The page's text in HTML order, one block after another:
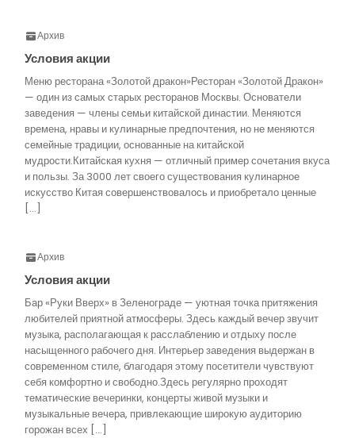
Архив
Условия акции
Меню ресторана «Золотой дракон»Ресторан «Золотой Дракон»
— один из самых старых ресторанов Москвы. Основатели
заведения — члены семьи китайской династии. Меняются
времена, нравы и кулинарные предпочтения, но не меняются
семейные традиции, основанные на китайской
мудрости.Китайская кухня — отличный пример сочетания вкуса
и пользы. За 3000 лет своего существования кулинарное
искусство Китая совершенствовалось и приобретало ценные
[…]
Архив
Условия акции
Бар «Руки Вверх» в Зеленограде — уютная точка притяжения
любителей приятной атмосферы. Здесь каждый вечер звучит
музыка, располагающая к расслаблению и отдыху после
насыщенного рабочего дня. Интерьер заведения выдержан в
современном стиле, благодаря этому посетители чувствуют
себя комфортно и свободно.Здесь регулярно проходят
тематические вечеринки, концерты живой музыки и
музыкальные вечера, привлекающие широкую аудиторию
горожан всех […]